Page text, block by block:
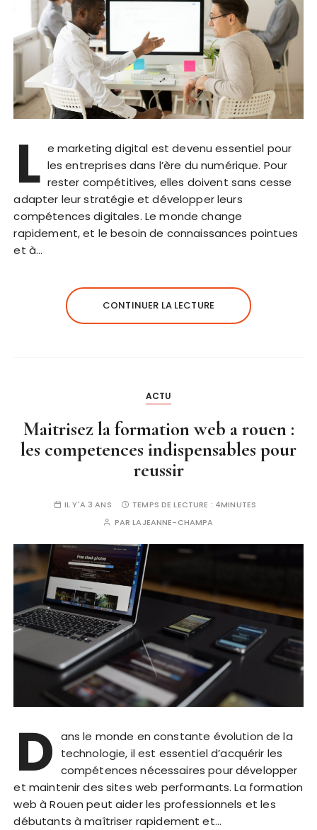
L e marketing digital est devenu essentiel pour
les entreprises dans l’ère du numérique. Pour
rester compétitives, elles doivent sans cesse
adapter leur stratégie et développer leurs
compétences digitales. Le monde change
rapidement, et le besoin de connaissances pointues
et à…
CONTINUER LA LECTURE
ACTU
Maitrisez la formation web a rouen :
les competences indispensables pour
reussir
IL Y'A 3 ANS TEMPS DE LECTURE : 4MINUTES
PARLAJEANNE-CHAMPA
D ans le monde en constante évolution de la
technologie, il est essentiel d’acquérir les
compétences nécessaires pour développer
et maintenir des sites web performants. La formation
web à Rouen peut aider les professionnels et les
débutants à maîtriser rapidement et…